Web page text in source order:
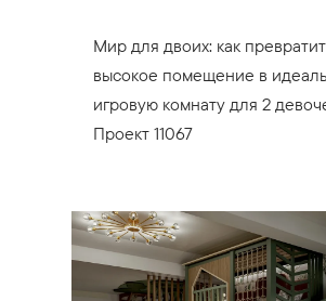
Мир для двоих: как
высокое помещение в
игровую комнату для 2
Проект 11067